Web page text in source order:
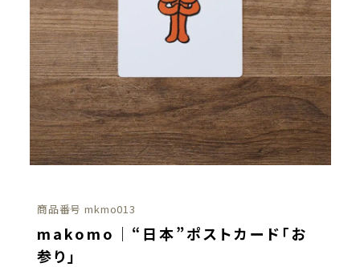
商品番号 mkmo013
makomo｜“日本”ポストカード「お
参り」